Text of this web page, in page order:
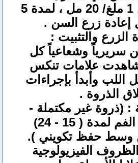
الدوكسيسللين 1 ملغ/ 20 مل ، لمدة 5
إعادة زرع السن .
الزرع والتثبيت :
وشعاعياً كل
شاهدت علامات تنكس
اللب وأبدأ بإجراءات
الذروة .
: (ذروة غير مكتملة -
السن خارج الفم لمدة ( 15 - 24)
وسط حفظ تكويني ).
الفيزيولوجية